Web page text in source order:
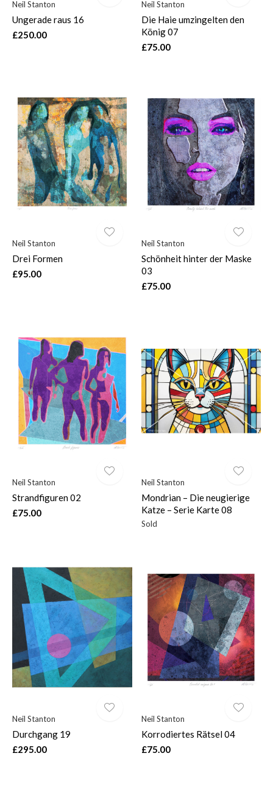
Neil Stanton
Ungerade raus 16
£250.00
Neil Stanton
Die Haie umzingelten den
König 07
£75.00
Neil Stanton
Drei Formen
£95.00
Neil Stanton
Schönheit hinter der Maske
03
£75.00
Neil Stanton
Strandfiguren 02
£75.00
Neil Stanton
Mondrian – Die neugierige
Katze – Serie Karte 08
Sold
Neil Stanton
Durchgang 19
£295.00
Neil Stanton
Korrodiertes Rätsel 04
£75.00